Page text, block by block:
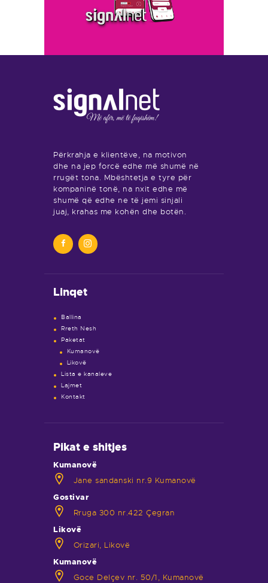
Përkrahja e klientëve, na motivon
dhe na jep forcë edhe më shumë në
rrugët tona. Mbështetja e tyre për
kompaninë tonë, na nxit edhe më
shumë që edhe ne të jemi sinjali
juaj, krahas me kohën dhe botën.
Linqet
Ballina
Rreth Nesh
Paketat
Kumanovë
Likovë
Lista e kanaleve
Lajmet
Kontakt
Pikat e shitjes
Kumanovë
Jane sandanski nr.9 Kumanovë
Gostivar
Rruga 300 nr.422 Çegran
Likovë
Orizari, Likovë
Kumanovë
Goce Delçev nr. 50/1, Kumanovë